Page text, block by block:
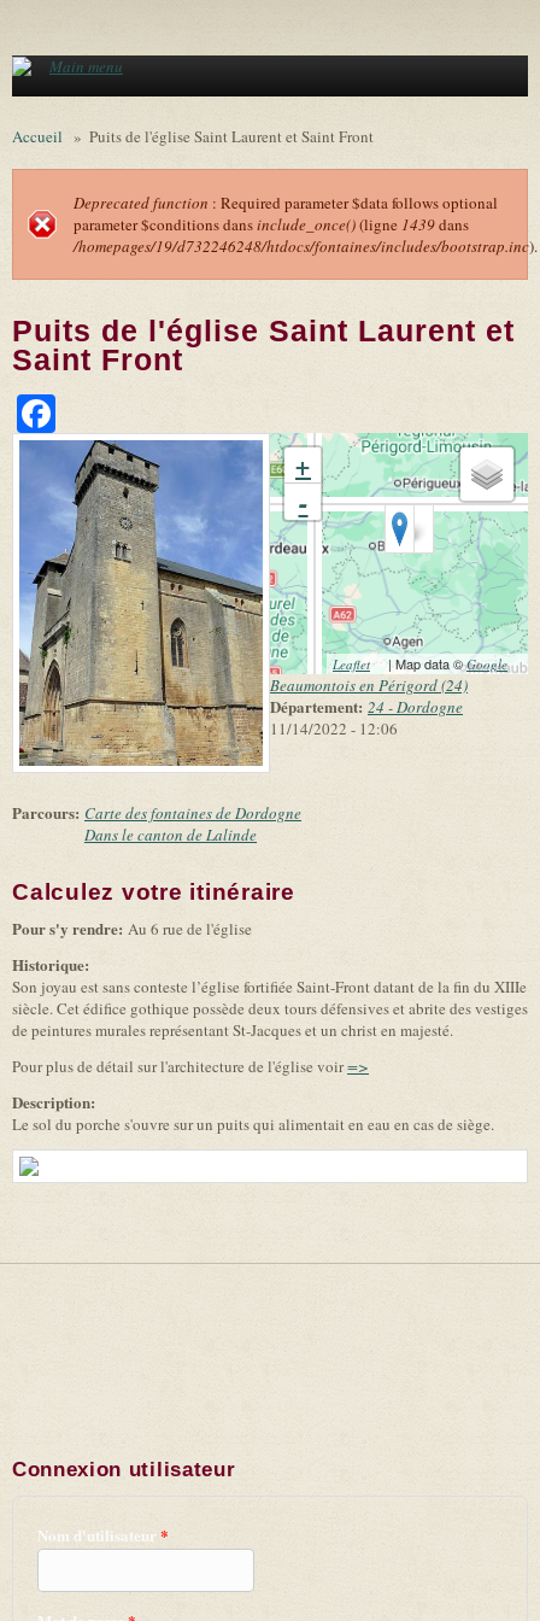
Main menu
Accueil » Puits de l'église Saint Laurent et Saint Front
Message d'erreur
Deprecated function : Required parameter $data follows optional
parameter $conditions dansinclude_once()(ligne 1439dans
/homepages/19/d732246248/htdocs/fontaines/includes/bootstrap.inc).
Puits de l'église Saint Laurent et
Saint Front
+
-
Leaflet(link is external)
| Map data ©Google(link
Beaumontois en Périgord (24)
Département: 24 - Dordogne
11/14/2022 - 12:06
Parcours: Carte des fontaines de Dordogne
Dans le canton de Lalinde
Calculez votre itinéraire
Pour s'y rendre: Au 6 rue de l'église
Historique:
Son joyau est sans conteste l’église fortifiée Saint-Front datant de la fin du XIIIe
siècle. Cet édifice gothique possède deux tours défensives et abrite des vestiges
de peintures murales représentant St-Jacques et un christ en majesté.
Pour plus de détail sur l'architecture de l'église voir=>
Description:
Le sol du porche s'ouvre sur un puits qui alimentait en eau en cas de siège.
Connexion utilisateur
Nom d'utilisateur *